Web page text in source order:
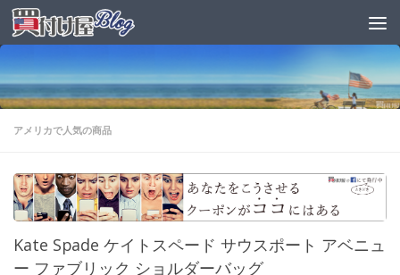
アメリカで人気の商品
Kate Spade ケイトスペード サウスポート アベニュ
ー ファブリック ショルダーバッグ